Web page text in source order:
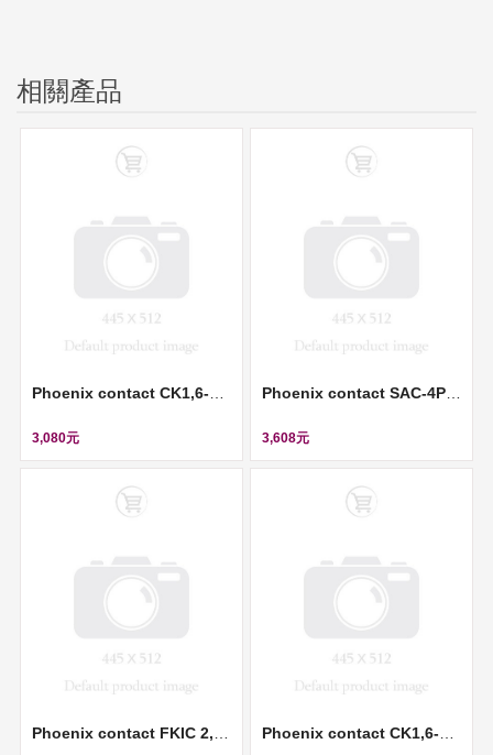
相關產品
Phoenix contact CK1,6-ED-1,50ST AG - Crimp contact (壓接插針) ll 1663378
3,080元
Phoenix contact SAC-4P- 5,0-100/M12FR SH - Sensor/actuator cable (感測器/執行器電纜) ll 1522891
3,608元
Phoenix contact FKIC 2,5/ 3-ST-RN - PCB connector (插拔式連接器) ll 1946914 Phoenix contact CK1,6-ED-1,00ST AG - Crimp contact (壓接插針) ll 1663365